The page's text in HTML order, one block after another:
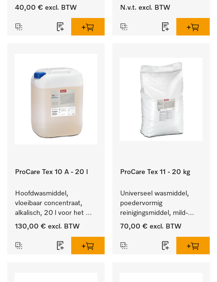
alkalisch, 5 l voor het
en gevoelig textiel.
40,00 € excl. BTW
legen van de wasmachine
N.v.t. excl. BTW
ProCare Tex 10 A - 20 l
Hoofdwasmiddel,
vloeibaar concentraat,
alkalisch, 20 l voor het
reinigen van wit wasgoed
130,00 € excl. BTW
ProCare Tex 11 - 20 kg
Universeel wasmiddel,
poedervormig
reinigingsmiddel, mild-
alkalisch, 20 kg voor het
en kleurechte bonte was.
70,00 € excl. BTW